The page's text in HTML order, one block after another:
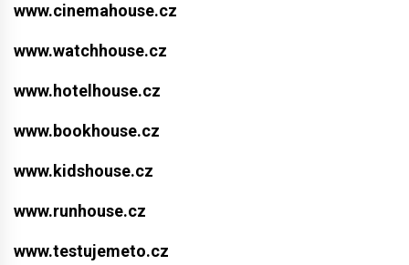
www.cinemahouse.cz
www.watchhouse.cz
www.hotelhouse.cz
www.bookhouse.cz
www.kidshouse.cz
www.runhouse.cz
www.testujemeto.cz